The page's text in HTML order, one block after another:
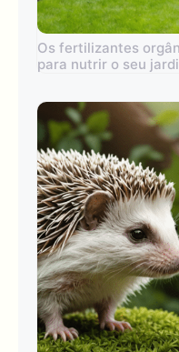
Os fertilizantes
para nutrir o seu